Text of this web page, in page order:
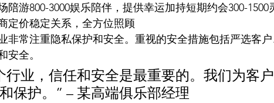
陪游800-3000娱乐陪伴，提供幸运加持短期约会300-
定价稳定关系，全方位照顾
非常注重隐私保护和安全。重视的安全措施包括严选客
安全。
行业，信任和安全是最重要的。我们为客
保护。” – 某高端俱乐部经理